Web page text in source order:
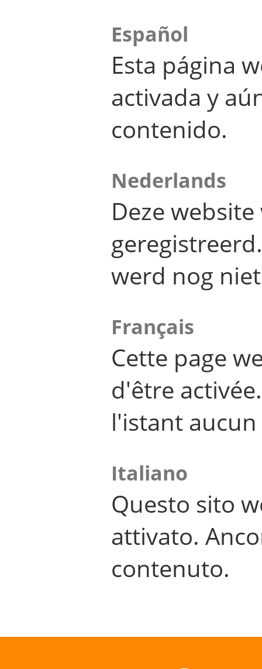
Español
Esta página
activada y
contenido.
Nederlands
Deze
werd nog
Français
Cette page
d'être
l'istant
Italiano
Questo sito
attivato.
contenuto.